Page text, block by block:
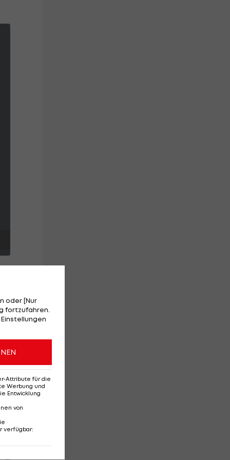
oder [Nur
fortzufahren.
Attribute für die
Werbung und
Entwicklung
von
verfügbar: